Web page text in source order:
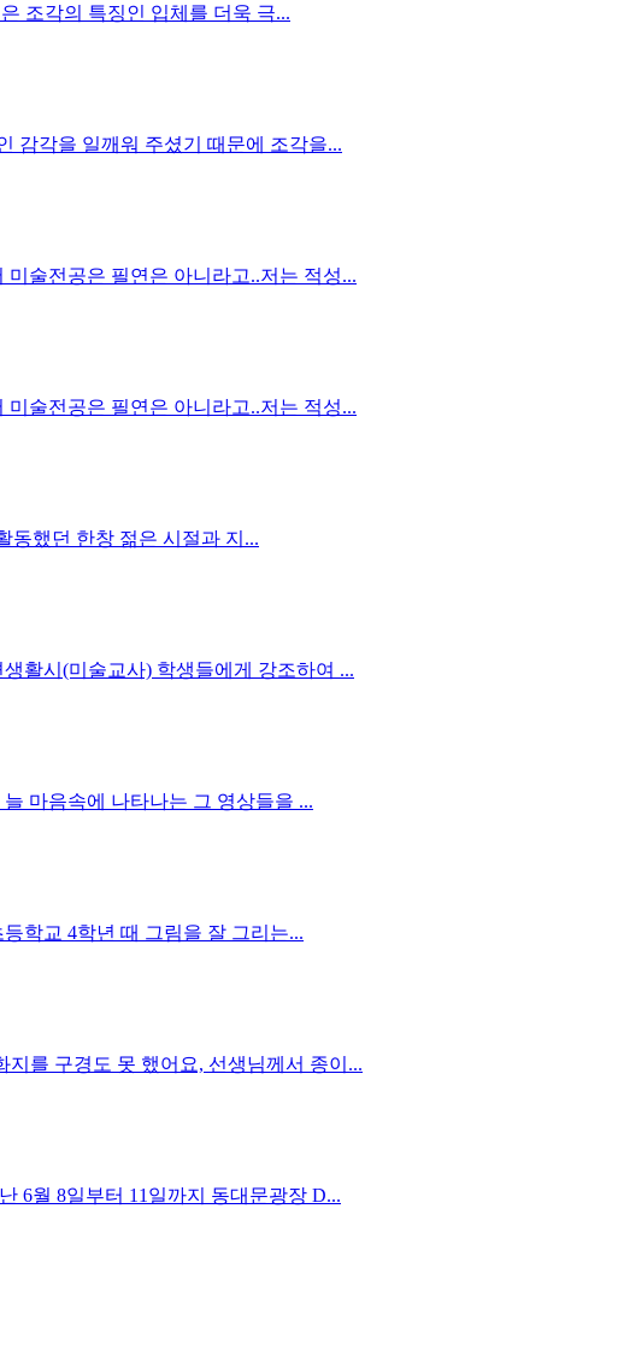
조각의 특징인 입체를 더욱 극...
감각을 일깨워 주셨기 때문에 조각을...
술전공은 필연은 아니라고..저는 적성...
술전공은 필연은 아니라고..저는 적성...
동했던 한창 젊은 시절과 지...
활시(미술교사) 학생들에게 강조하여 ...
마음속에 나타나는 그 영상들을 ...
학교 4학년 때 그림을 잘 그리는...
를 구경도 못 했어요, 선생님께서 종이...
6월 8일부터 11일까지 동대문광장 D...